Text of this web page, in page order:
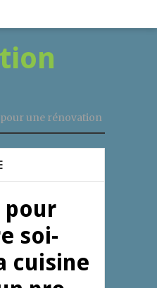
une rénovation
pour
soi-
cuisine